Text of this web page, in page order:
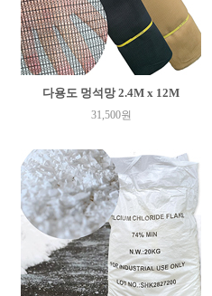
다용도 멍석망 2.4M x 12M
31,500원